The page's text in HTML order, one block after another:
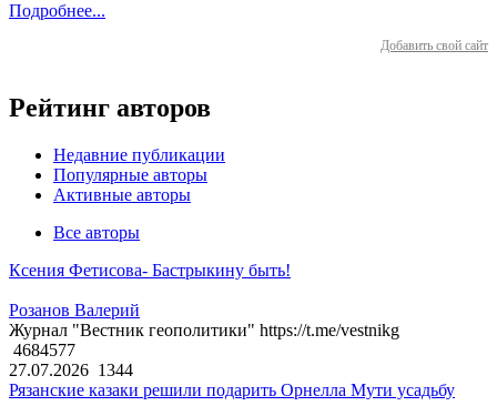
Подробнее...
Добавить свой сайт
Рейтинг авторов
Недавние публикации
Популярные авторы
Активные авторы
Все авторы
Ксения Фетисова- Бастрыкину быть!
Розанов Валерий
Журнал "Вестник геополитики" https://t.me/vestnikg
4684577
27.07.2026 1344
Рязанские казаки решили подарить Орнелла Мути усадьбу